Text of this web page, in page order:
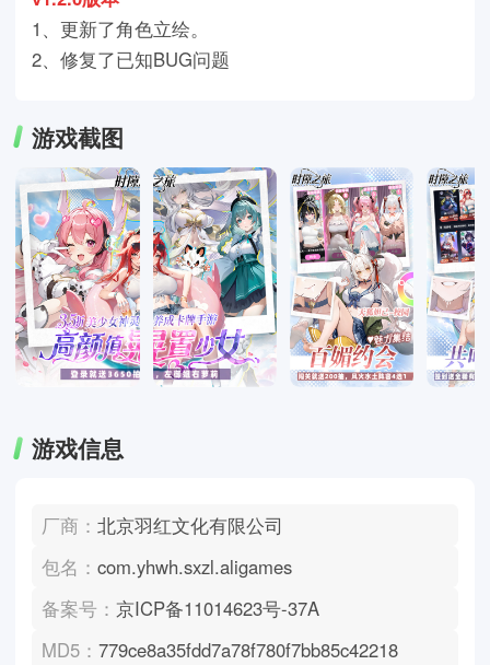
1、更新了角色立绘。
2、修复了已知BUG问题
游戏截图
游戏信息
厂商：北京羽红文化有限公司
包名：com.yhwh.sxzl.aligames
备案号： 京ICP备11014623号-37A
MD5：779ce8a35fdd7a78f780f7bb85c42218